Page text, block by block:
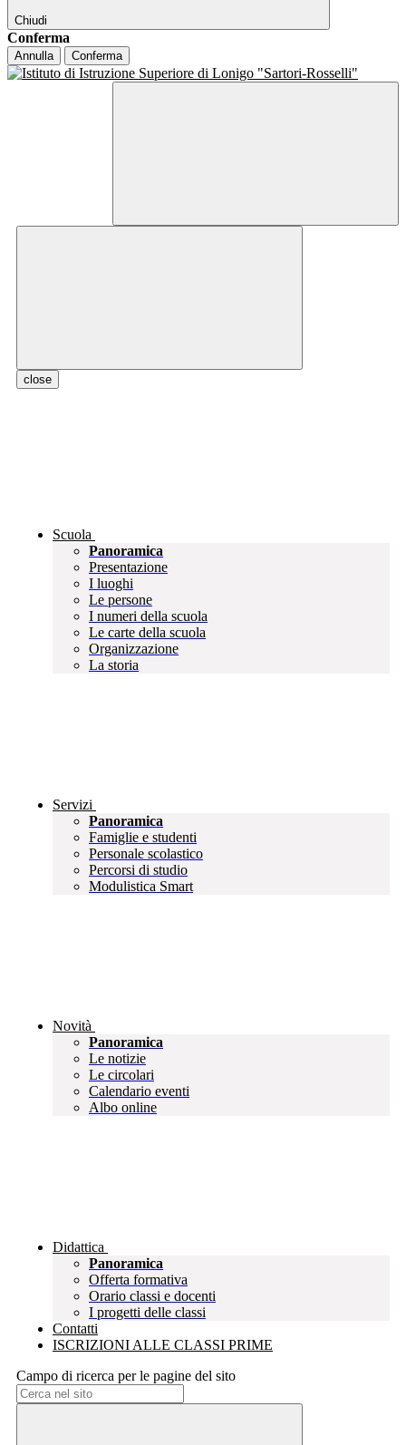
Chiudi
Conferma
Annulla Conferma
close
Scuola
Panoramica
Presentazione
I luoghi
Le persone
I numeri della scuola
Le carte della scuola
Organizzazione
La storia
Servizi
Panoramica
Famiglie e studenti
Personale scolastico
Percorsi di studio
Modulistica Smart
Novità
Panoramica
Le notizie
Le circolari
Calendario eventi
Albo online
Didattica
Panoramica
Offerta formativa
Orario classi e docenti
I progetti delle classi
Contatti
ISCRIZIONI ALLE CLASSI PRIME
Campo di ricerca per le pagine del sito